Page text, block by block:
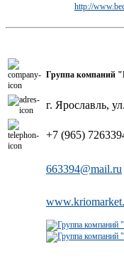
http://
Группа компаний
г. Ярославль,
+7 (965)
663394@mail.ru